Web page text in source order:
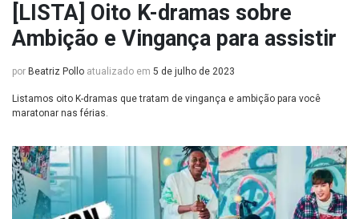
[LISTA] Oito K-dramas sobre
Ambição e Vingança para assistir
por Beatriz Pollo atualizado em 5 de julho de 2023
Listamos oito K-dramas que tratam de vingança e ambição para você
maratonar nas férias.